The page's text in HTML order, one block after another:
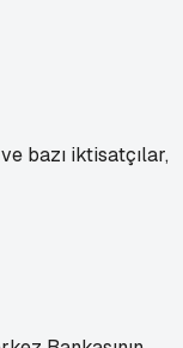
bazı iktisatçılar,